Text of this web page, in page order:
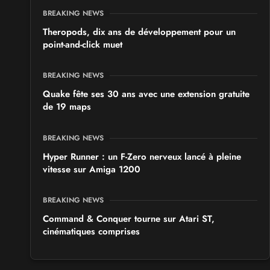
BREAKING NEWS
Theropods, dix ans de développement pour un
point-and-click muet
BREAKING NEWS
Quake fête ses 30 ans avec une extension gratuite
de 19 maps
BREAKING NEWS
Hyper Runner : un F-Zero nerveux lancé à pleine
vitesse sur Amiga 1200
BREAKING NEWS
Command & Conquer tourne sur Atari ST,
cinématiques comprises